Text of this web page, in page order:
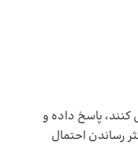
پاسخ داده و
رساندن احتمال